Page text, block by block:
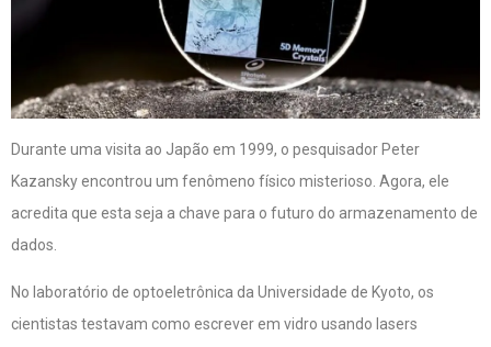
Durante uma visita ao Japão em 1999, o pesquisador Peter
Kazansky encontrou um fenômeno físico misterioso. Agora, ele
acredita que esta seja a chave para o futuro do armazenamento de
dados.
No laboratório de optoeletrônica da Universidade de Kyoto, os
cientistas testavam como escrever em vidro usando lasers